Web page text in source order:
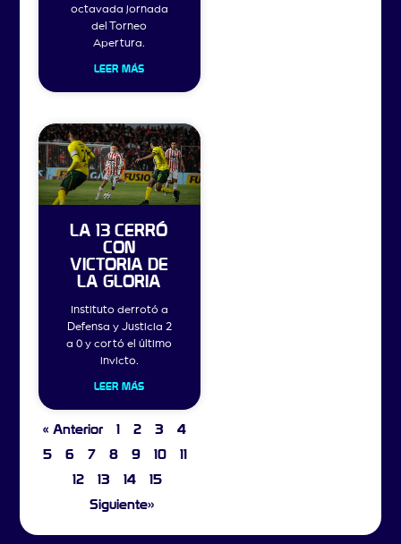
octavada jornada
del Torneo
Apertura.
LEER MÁS
LA 13 CERRÓ
CON
VICTORIA DE
LA GLORIA
Instituto derrotó a
Defensa y Justicia 2
a 0 y cortó el último
invicto.
LEER MÁS
« Anterior 1 2 3
4
5
6 7 8 9 10
11
12
13 14
15
Siguiente»